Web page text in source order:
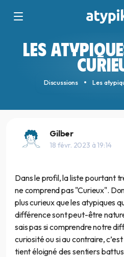
LES
Discussions Les
Gilber
18 févr. 2023 à 19:14
Dans le profil, la liste pourtant
ne comprend pas "Curieux".
plus curieux que les atypiques
différence sont peut-être
sais pas si comprendre notre
curiosité ou si au contraire,
tient éloigné des sentiers